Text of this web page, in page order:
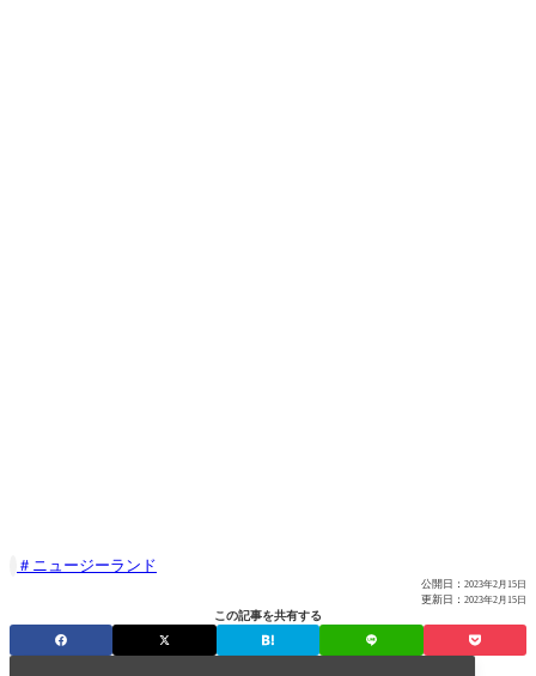
ニュージーランド
公開日： 2023年2月15日
更新日： 2023年2月15日
この記事を共有する